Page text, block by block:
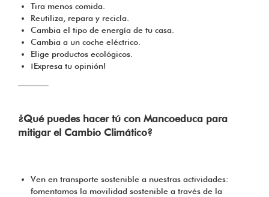
Tira menos comida.
Reutiliza, repara y recicla.
Cambia el tipo de energía de tu casa.
Cambia a un coche eléctrico.
Elige productos ecológicos.
¡Expresa tu opinión!
———
¿Qué puedes hacer tú con Mancoeduca para
mitigar el Cambio Climático?
Ven en transporte sostenible a nuestras actividades:
fomentamos la movilidad sostenible a través de la